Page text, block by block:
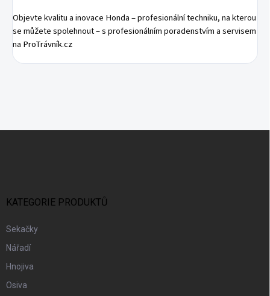
Objevte kvalitu a inovace Honda – profesionální techniku, na kterou
se můžete spolehnout – s profesionálním poradenstvím a servisem
na ProTrávník.cz
KATEGORIE PRODUKTŮ
Sekačky
Nářadí
Hnojiva
Osiva